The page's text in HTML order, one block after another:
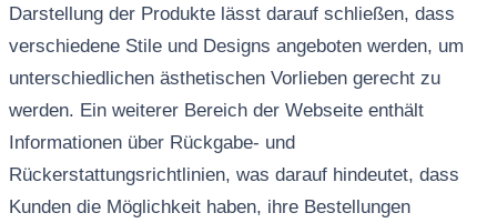
Darstellung der Produkte lässt darauf schließen, dass
verschiedene Stile und Designs angeboten werden, um
unterschiedlichen ästhetischen Vorlieben gerecht zu
werden. Ein weiterer Bereich der Webseite enthält
Informationen über Rückgabe- und
Rückerstattungsrichtlinien, was darauf hindeutet, dass
Kunden die Möglichkeit haben, ihre Bestellungen